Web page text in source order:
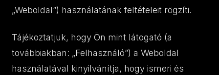
„Weboldal”) használatának feltételeit rögzíti.
Tájékoztatjuk, hogy Ön mint látogató (a
továbbiakban: „Felhasználó”) a Weboldal
használatával kinyilvánítja, hogy ismeri és